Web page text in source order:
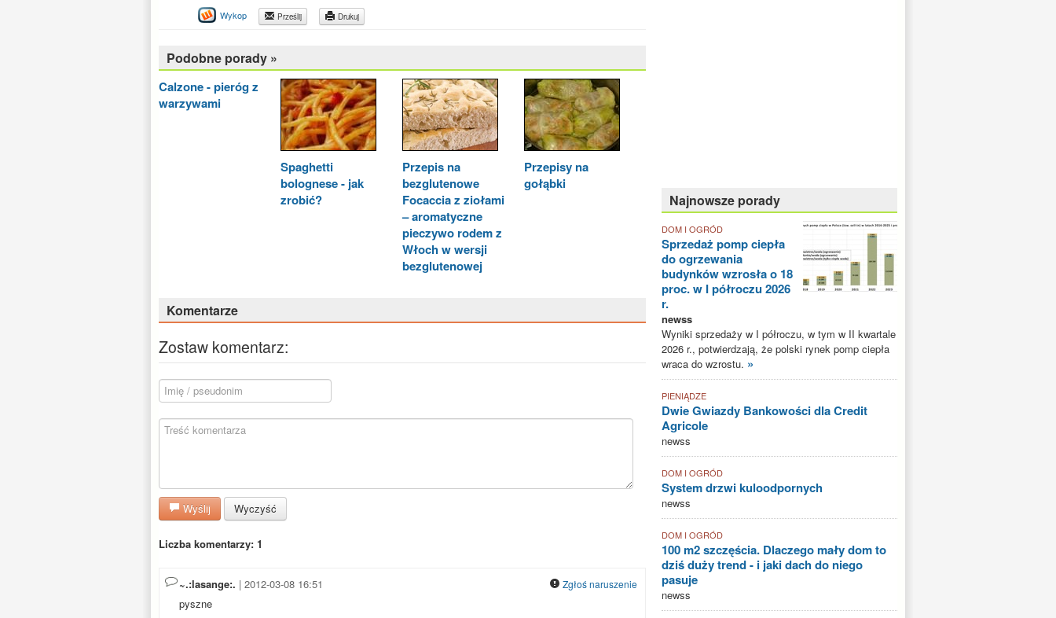
Wykop Prześlij Drukuj
Podobne porady »
Calzone - pieróg z
warzywami
Spaghetti
bolognese - jak
zrobić?
Przepis na
bezglutenowe
Focaccia z ziołami
– aromatyczne
pieczywo rodem z
Włoch w wersji
bezglutenowej
Przepisy na
gołąbki
Komentarze
Zostaw komentarz:
Wyślij Wyczyść
Liczba komentarzy: 1
~.:lasange:. | 2012-03-08 16:51 Zgłoś naruszenie
pyszne
Najnowsze porady
DOM I OGRÓD
Sprzedaż pomp ciepła
do ogrzewania
budynków wzrosła o 18
proc. w I półroczu 2026
r.
newss
Wyniki sprzedaży w I półroczu, w tym w II kwartale
2026 r., potwierdzają, że polski rynek pomp ciepła
wraca do wzrostu. »
PIENIĄDZE
Dwie Gwiazdy Bankowości dla Credit
Agricole
newss
DOM I OGRÓD
System drzwi kuloodpornych
newss
DOM I OGRÓD
100 m2 szczęścia. Dlaczego mały dom to
dziś duży trend - i jaki dach do niego
pasuje
newss